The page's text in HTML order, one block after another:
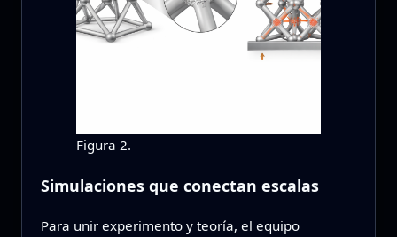
Figura 2.
Simulaciones que conectan escalas
Para unir experimento y teoría, el equipo